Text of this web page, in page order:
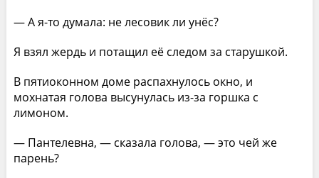
— А я-то думала: не лесовик ли унёс?
Я взял жердь и потащил её следом за старушкой.
В пятиоконном доме распахнулось окно, и
мохнатая голова высунулась из-за горшка с
лимоном.
— Пантелевна, — сказала голова, — это чей же
парень?